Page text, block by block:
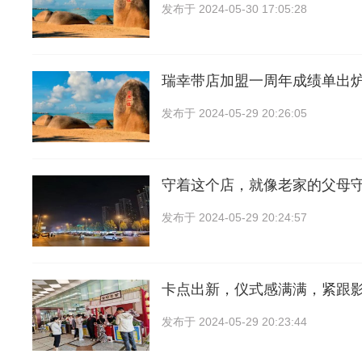
发布于 2024-05-30 17:05:28
瑞幸带店加盟一周年成绩单出
发布于 2024-05-29 20:26:05
守着这个店，就像老家的父母
发布于 2024-05-29 20:24:57
卡点出新，仪式感满满，紧跟
发布于 2024-05-29 20:23:44